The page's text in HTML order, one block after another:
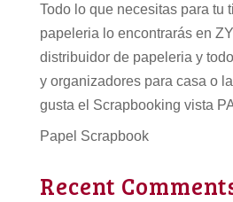
Todo lo que necesitas para tu
papeleria lo encontrarás en
distribuidor de papeleria y
y organizadores para casa o
gusta el Scrapbooking vista
Papel Scrapbook
Recent